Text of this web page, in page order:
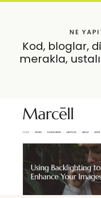
NE
Kod, bloglar,
merakla,